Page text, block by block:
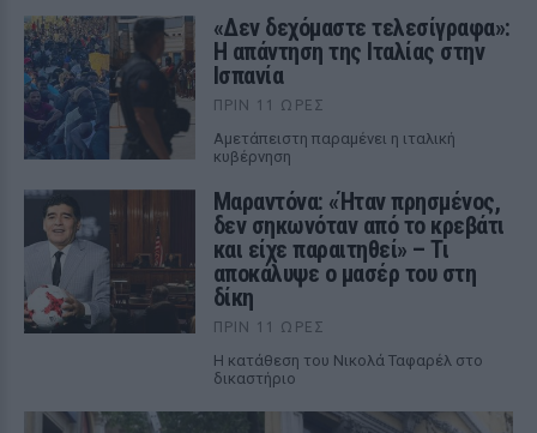
«Δεν δεχόμαστε τελεσίγραφα»:
Η απάντηση της Ιταλίας στην
Ισπανία
ΠΡΙΝ 11 ΏΡΕΣ
Αμετάπειστη παραμένει η ιταλική
κυβέρνηση
Μαραντόνα: «Ήταν πρησμένος,
δεν σηκωνόταν από το κρεβάτι
και είχε παραιτηθεί» – Τι
αποκάλυψε ο μασέρ του στη
δίκη
ΠΡΙΝ 11 ΏΡΕΣ
Η κατάθεση του Νικολά Ταφαρέλ στο
δικαστήριο